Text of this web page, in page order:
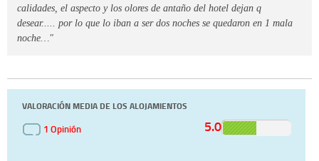
calidades, el aspecto y los olores de antaño del hotel dejan q
desear..... por lo que lo iban a ser dos noches se quedaron en 1 mala
noche…"
VALORACIÓN MEDIA DE LOS ALOJAMIENTOS
1 Opinión
5.0